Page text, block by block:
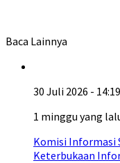
Baca Lainnya
30 Juli 2026 -
1 minggu yang
Komisi Informasi
Keterbukaan